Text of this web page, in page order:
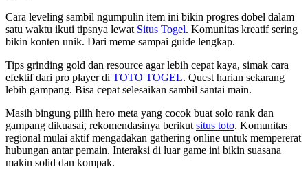
Cara leveling sambil ngumpulin item ini bikin progres dobel dalam
satu waktu ikuti tipsnya lewat Situs Togel. Komunitas kreatif sering
bikin konten unik. Dari meme sampai guide lengkap.
Tips grinding gold dan resource agar lebih cepat kaya, simak cara
efektif dari pro player di TOTO TOGEL. Quest harian sekarang
lebih gampang. Bisa cepat selesaikan sambil santai main.
Masih bingung pilih hero meta yang cocok buat solo rank dan
gampang dikuasai, rekomendasinya berikut situs toto. Komunitas
regional mulai aktif mengadakan gathering online untuk mempererat
hubungan antar pemain. Interaksi di luar game ini bikin suasana
makin solid dan kompak.